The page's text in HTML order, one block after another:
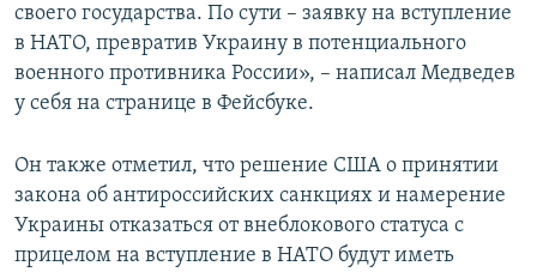
своего государства. По сути – заявку на вступление
в НАТО, превратив Украину в потенциального
военного противника России», – написал Медведев
у себя на странице в Фейсбуке.
Он также отметил, что решение США о принятии
закона об антироссийских санкциях и намерение
Украины отказаться от внеблокового статуса с
прицелом на вступление в НАТО будут иметь